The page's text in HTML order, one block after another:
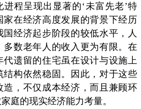
程呈现出显著的‘未富先老’特
家在经济高度发展的背景下经历
国经济起步阶段的较低水平，人
多数老年人的收入更为有限。在
代遗留的住宅虽在设计与设施上
结构依然稳固。因此，对于这些
造，不仅成本经济，而且兼顾环
庭的现实经济能力考量。